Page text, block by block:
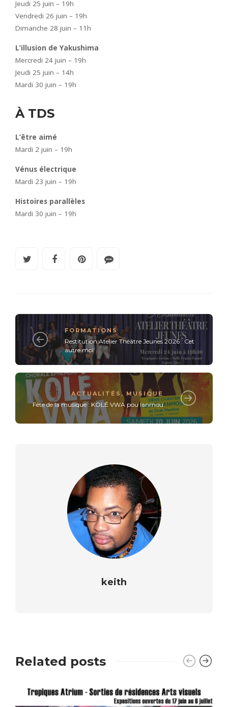
Jeudi 25 juin – 19h
Vendredi 26 juin – 19h
Dimanche 28 juin – 11h
L’illusion de Yakushima
Mercredi 24 juin – 19h
Jeudi 25 juin – 14h
Mardi 30 juin – 19h
À TDS
L’être aimé
Mardi 2 juin – 19h
Vénus électrique
Mardi 23 juin – 19h
Histoires parallèles
Mardi 30 juin – 19h
FORMATIONS
Restitution Atelier Théâtre Jeunes 2026 : Cet
autre moi
ACTUALITÉS , MUSIQUE
Fête de la musique : KOLÉ VWA pou lanmou
keith
Related posts